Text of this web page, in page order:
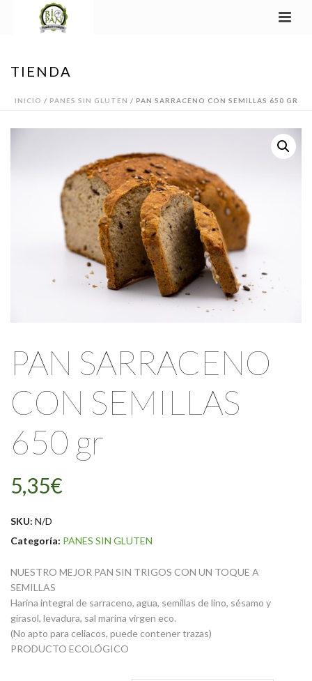
TIENDA
INICIO / PANES SIN GLUTEN / PAN SARRACENO CON SEMILLAS 650 GR
PAN SARRACENO
CON SEMILLAS
650 gr
5,35€
SKU: N/D
Categoría: PANES SIN GLUTEN
NUESTRO MEJOR PAN SIN TRIGOS CON UN TOQUE A
SEMILLAS
Harina integral de sarraceno, agua, semillas de lino, sésamo y
girasol, levadura, sal marina virgen eco.
(No apto para celiacos, puede contener trazas)
PRODUCTO ECOLÓGICO